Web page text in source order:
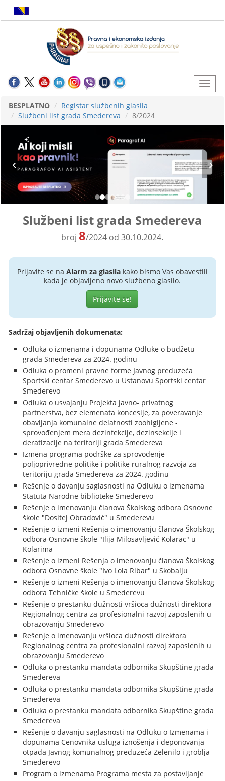
BESPLATNO
Registar službenih glasila
Službeni list grada Smedereva
8/2024
Službeni list grada Smedereva
broj8/2024 od 30.10.2024.
Prijavite se na Alarm za glasilakako bismo Vas obavestili
kada je objavljeno novo službeno glasilo.
Prijavite se!
Sadržaj objavljenih dokumenata:
Odluka o izmenama i dopunama Odluke o budžetu
grada Smedereva za 2024. godinu
Odluka o promeni pravne forme Javnog preduzeća
Sportski centar Smederevo u Ustanovu Sportski centar
Smederevo
Odluka o usvajanju Projekta javno- privatnog
partnerstva, bez elemenata koncesije, za poveravanje
obavljanja komunalne delatnosti zoohigijene -
sprovođenjem mera dezinfekcije, dezinsekcije i
deratizacije na teritoriji grada Smedereva
Izmena programa podrške za sprovođenje
poljoprivredne politike i politike ruralnog razvoja za
teritoriju grada Smedereva za 2024. godinu
Rešenje o davanju saglasnosti na Odluku o izmenama
Statuta Narodne biblioteke Smederevo
Rešenje o imenovanju članova Školskog odbora Osnovne
škole "Dositej Obradović" u Smederevu
Rešenje o izmeni Rešenja o imenovanju članova Školskog
odbora Osnovne škole "Ilija Milosavljević Kolarac" u
Kolarima
Rešenje o izmeni Rešenja o imenovanju članova Školskog
odbora Osnovne škole "Ivo Lola Ribar" u Skobalju
Rešenje o izmeni Rešenja o imenovanju članova Školskog
odbora Tehničke škole u Smederevu
Rešenje o prestanku dužnosti vršioca dužnosti direktora
Regionalnog centra za profesionalni razvoj zaposlenih u
obrazovanju Smederevo
Rešenje o imenovanju vršioca dužnosti direktora
Regionalnog centra za profesionalni razvoj zaposlenih u
obrazovanju Smederevo
Odluka o prestanku mandata odbornika Skupštine grada
Smedereva
Odluka o prestanku mandata odbornika Skupštine grada
Smedereva
Odluka o prestanku mandata odbornika Skupštine grada
Smedereva
Rešenje o davanju saglasnosti na Odluku o Izmenama i
dopunama Cenovnika usluga iznošenja i deponovanja
otpada Javnog komunalnog preduzeća Zelenilo i groblja
Smederevo
Program o izmenama Programa mesta za postavljanje